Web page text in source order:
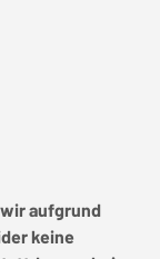
aufgrund
keine